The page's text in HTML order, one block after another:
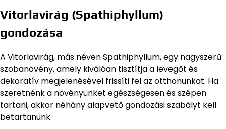
Vitorlavirág (Spathiphyllum)
gondozása
A Vitorlavirág, más néven Spathiphyllum, egy nagyszerű
szobanövény, amely kiválóan tisztítja a levegőt és
dekoratív megjelenésével frissíti fel az otthonunkat. Ha
szeretnénk a növényünket egészségesen és szépen
tartani, akkor néhány alapvető gondozási szabályt kell
betartanunk.